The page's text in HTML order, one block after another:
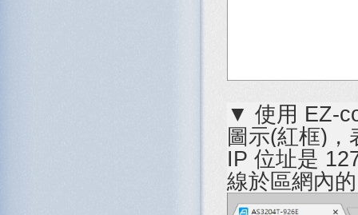
▼ 使用 EZ-
圖示(紅框)
IP 位址是
線於區網內